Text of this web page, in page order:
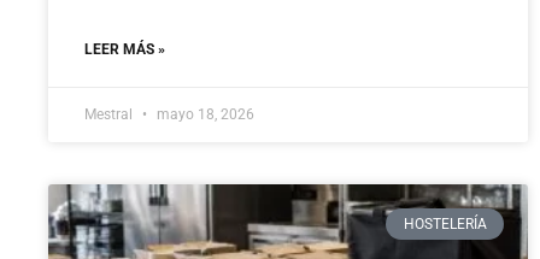
LEER MÁS »
Mestral mayo 18, 2026
HOSTELERÍA